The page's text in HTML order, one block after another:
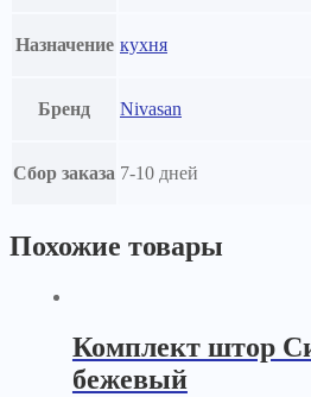
Назначение кухня
Бренд Nivasan
Сбор заказа 7-10 дней
Похожие товары
Комплект штор
бежевый